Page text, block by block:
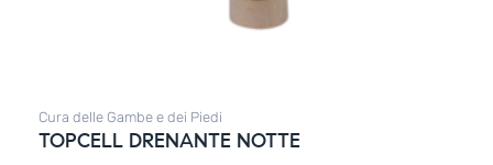
Cura delle Gambe e dei Piedi
TOPCELL DRENANTE NOTTE